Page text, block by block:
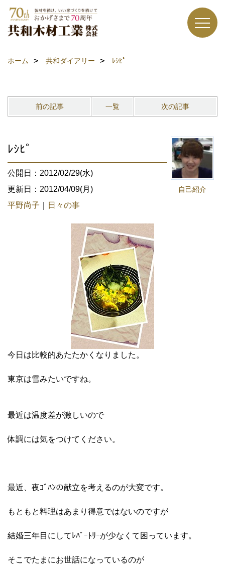
ホーム 共和ダイアリー ﾚｼﾋﾟ
前の記事 一覧 次の記事
自己紹介
ﾚｼﾋﾟ
公開日：2012/02/29(水)
更新日：2012/04/09(月)
平野尚子
日々の事
今日は比較的あたたかくなりました。
東京は雪みたいですね。
最近は温度差が激しいので
体調には気をつけてください。
最近、夜ｺﾞﾊﾝの献立を考えるのが大変です。
もともと料理はあまり得意ではないのですが
結婚三年目にしてﾚﾊﾟｰﾄﾘｰが少なくて困っています。
そこでたまにお世話になっているのが